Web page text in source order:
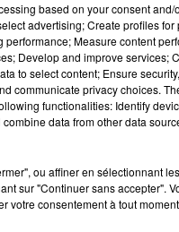
based on your consent
advertising; Create profiles
Measure content
Develop and improve services;
to select content; Ensure
communicate privacy choices.
functionalities: Identify
data from other data
ou affiner en sélectionnant
sur "Continuer sans accepter".
votre consentement à tout